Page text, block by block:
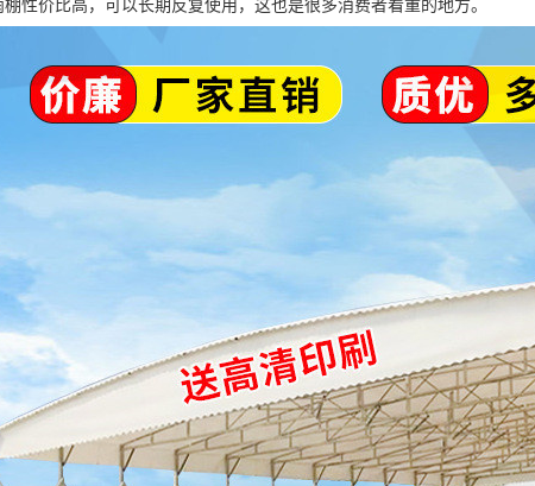
棚性价比高，可以长期反复使用，这也是很多消费者看重的地方。